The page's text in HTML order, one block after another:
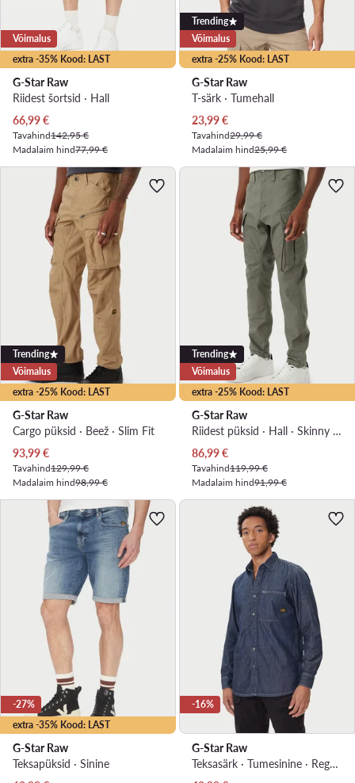
extra -35% Kood: LAST
Võimalus
G-Star Raw
Riidest šortsid · Hall
Praegune hind
66,99€
Tavahind142,95 €
Madalaim hind77,99 €
extra -25% Kood: LAST
Trending
Võimalus
G-Star Raw
T-särk · Tumehall
Praegune hind
23,99€
Tavahind29,99 €
Madalaim hind25,99 €
extra -25% Kood: LAST
Trending
Võimalus
G-Star Raw
Cargo püksid · Beež · Slim Fit
Praegune hind
93,99€
Tavahind129,99 €
Madalaim hind98,99 €
extra -25% Kood: LAST
Trending
Võimalus
G-Star Raw
Riidest püksid · Hall · Skinny Fit
Praegune hind
86,99€
Tavahind119,99 €
Madalaim hind91,99 €
extra -35% Kood: LAST
-27%
G-Star Raw
Teksapüksid · Sinine
-16%
G-Star Raw
Teksasärk · Tumesinine · Regular Fit